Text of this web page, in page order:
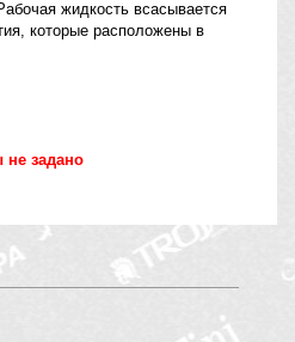
жидкость всасывается
которые расположены в
задано